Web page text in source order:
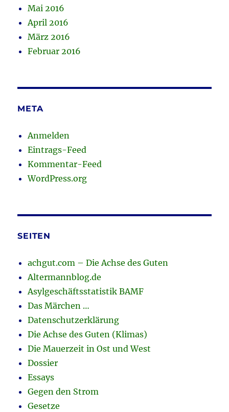
Mai 2016
April 2016
März 2016
Februar 2016
META
Anmelden
Eintrags-Feed
Kommentar-Feed
WordPress.org
SEITEN
achgut.com – Die Achse des Guten
Altermannblog.de
Asylgeschäftsstatistik BAMF
Das Märchen …
Datenschutzerklärung
Die Achse des Guten (Klimas)
Die Mauerzeit in Ost und West
Dossier
Essays
Gegen den Strom
Gesetze